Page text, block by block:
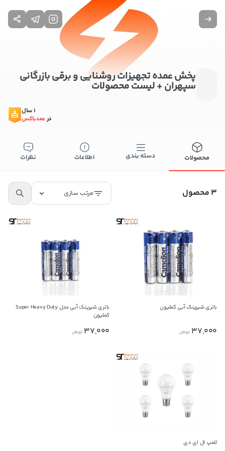
پخش عمده تجهیزات روشنایی و برقی بازرگانی
سپهران + لیست محصولات
1 سال
درعمدباکس
محصولات دسته بندی اطلاعات نظرات
3 محصول مرتب سازی
باتری شیرینک آبی کملیون
37,000 تومان
باتری شیرینک آبی مدل Super Heavy Duty
کملیون
37,000 تومان
لامپ ال ای دی
اطلاعات تماس
پخش عمده تجهیزات روشنایی و برقی بازرگانی سپهران
09156044750
پیج اینستاگرام
تلفن ثابت
پیام در تلگرام